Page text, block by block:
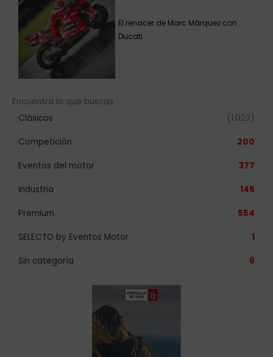
El renacer de Marc Márquez con
Ducati
Encuentra lo que buscas
Clásicos
(1.023)
Competición 200
Eventos del motor 377
Industria 145
Premium 554
SELECTO by Eventos Motor 1
Sin categoría 6